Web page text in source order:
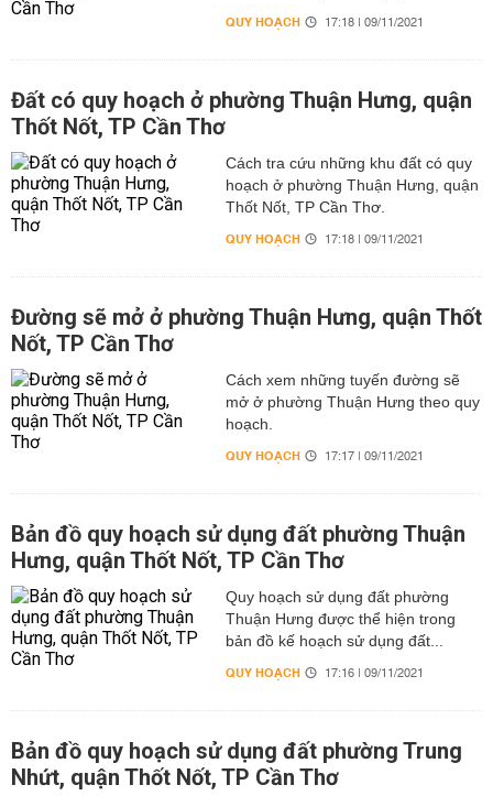
QUY HOẠCH 17:18 | 09/11/2021
Đất có quy hoạch ở phường Thuận Hưng, quận
Thốt Nốt, TP Cần Thơ
Cách tra cứu những khu đất có quy
hoạch ở phường Thuận Hưng, quận
Thốt Nốt, TP Cần Thơ.
QUY HOẠCH 17:18 | 09/11/2021
Đường sẽ mở ở phường Thuận Hưng, quận Thốt
Nốt, TP Cần Thơ
Cách xem những tuyến đường sẽ
mở ở phường Thuận Hưng theo quy
hoạch.
QUY HOẠCH 17:17 | 09/11/2021
Bản đồ quy hoạch sử dụng đất phường Thuận
Hưng, quận Thốt Nốt, TP Cần Thơ
Quy hoạch sử dụng đất phường
Thuận Hưng được thể hiện trong
bản đồ kế hoạch sử dụng đất...
QUY HOẠCH 17:16 | 09/11/2021
Bản đồ quy hoạch sử dụng đất phường Trung
Nhứt, quận Thốt Nốt, TP Cần Thơ